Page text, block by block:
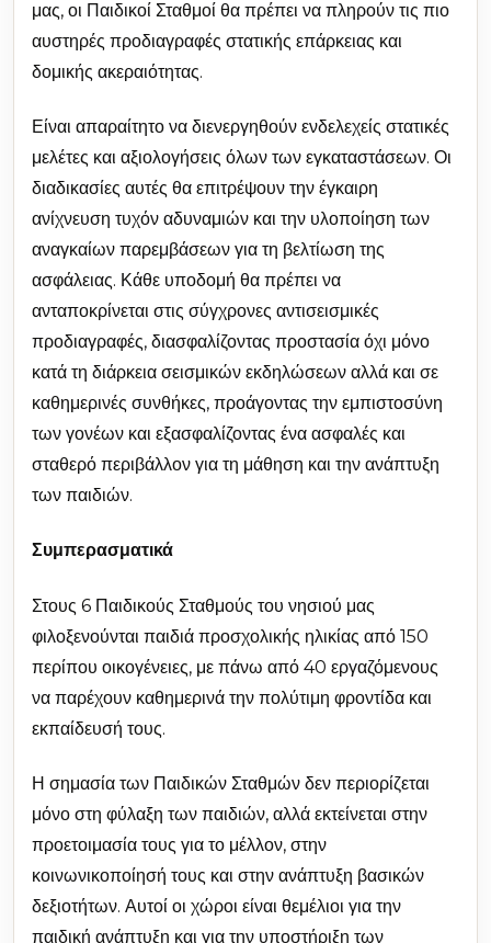
μας, οι Παιδικοί Σταθμοί θα πρέπει να πληρούν τις πιο
αυστηρές προδιαγραφές στατικής επάρκειας και
δομικής ακεραιότητας.
Είναι απαραίτητο να διενεργηθούν ενδελεχείς στατικές
μελέτες και αξιολογήσεις όλων των εγκαταστάσεων. Οι
διαδικασίες αυτές θα επιτρέψουν την έγκαιρη
ανίχνευση τυχόν αδυναμιών και την υλοποίηση των
αναγκαίων παρεμβάσεων για τη βελτίωση της
ασφάλειας. Κάθε υποδομή θα πρέπει να
ανταποκρίνεται στις σύγχρονες αντισεισμικές
προδιαγραφές, διασφαλίζοντας προστασία όχι μόνο
κατά τη διάρκεια σεισμικών εκδηλώσεων αλλά και σε
καθημερινές συνθήκες, προάγοντας την εμπιστοσύνη
των γονέων και εξασφαλίζοντας ένα ασφαλές και
σταθερό περιβάλλον για τη μάθηση και την ανάπτυξη
των παιδιών.
Συμπερασματικά
Στους 6 Παιδικούς Σταθμούς του νησιού μας
φιλοξενούνται παιδιά προσχολικής ηλικίας από 150
περίπου οικογένειες, με πάνω από 40 εργαζόμενους
να παρέχουν καθημερινά την πολύτιμη φροντίδα και
εκπαίδευσή τους.
Η σημασία των Παιδικών Σταθμών δεν περιορίζεται
μόνο στη φύλαξη των παιδιών, αλλά εκτείνεται στην
προετοιμασία τους για το μέλλον, στην
κοινωνικοποίησή τους και στην ανάπτυξη βασικών
δεξιοτήτων. Αυτοί οι χώροι είναι θεμέλιοι για την
παιδική ανάπτυξη και για την υποστήριξη των